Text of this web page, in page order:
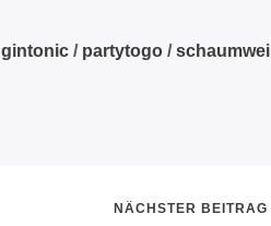
gintonic/ partytogo/
NÄCHSTER BEITRAG